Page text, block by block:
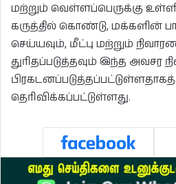
மற்றும் வெள்ளப்பெருக்கு
கருத்தில் கொண்டு, மக்களின்
செய்யவும், மீட்பு மற்றும்
துரிதப்படுத்தவும் இந்த அவசர
பிரகடனப்படுத்தப்பட்டுள்ளதாகத்
தெரிவிக்கப்பட்டுள்ளது.